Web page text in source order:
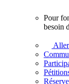
plein
potentiel,
l'Assemblée
Pour
besoin